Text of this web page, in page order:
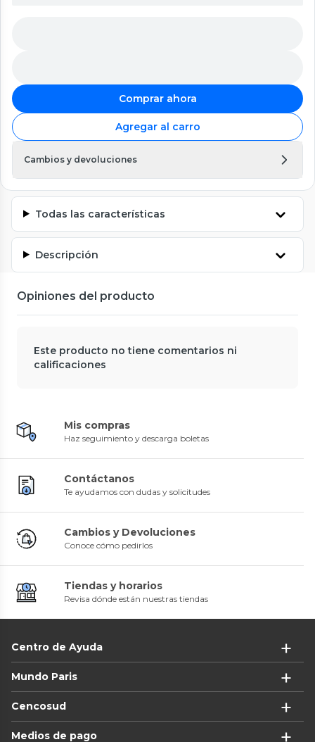
Comprar ahora
Agregar al carro
Cambios y devoluciones
Todas las características
Descripción
Opiniones del producto
Este producto no tiene comentarios ni
calificaciones
Mis compras
Haz seguimiento y descarga boletas
Contáctanos
Te ayudamos con dudas y solicitudes
Cambios y Devoluciones
Conoce cómo pedirlos
Tiendas y horarios
Revisa dónde están nuestras tiendas
Centro de Ayuda
Mundo Paris
Cencosud
Medios de pago